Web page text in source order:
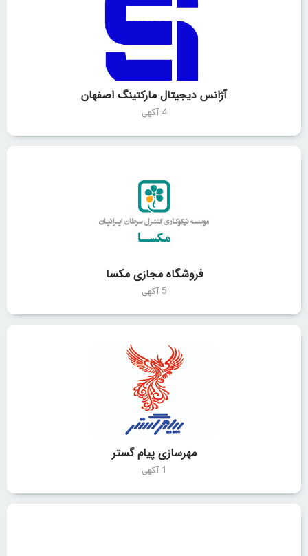
آژانس دیجیتال مارکتینگ اصفهان
4 آگهی
فروشگاه مجازی مکسا
5 آگهی
مهرسازی پیام گستر
1 آگهی